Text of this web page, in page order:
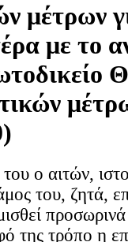
μέτρων
με το
ο αιτών,
του, ζητά,
της τρόπο η